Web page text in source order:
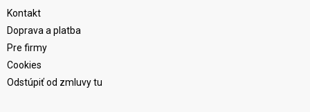
Kontakt
Doprava a platba
Pre firmy
Cookies
Odstúpiť od zmluvy tu